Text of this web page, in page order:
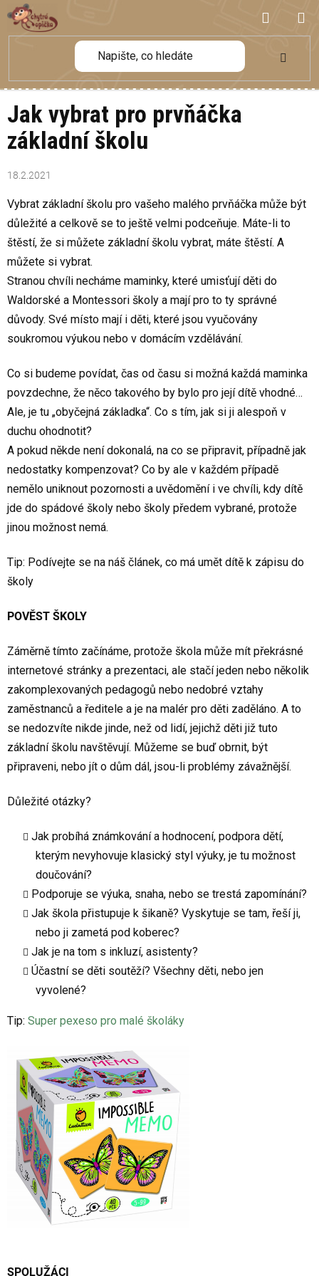
Přejít
na
obsah
KOŠÍK
Jak vybrat pro prvňáčka
základní školu
18.2.2021
Vybrat základní školu pro vašeho malého prvňáčka může být
důležité a celkově se to ještě velmi podceňuje. Máte-li to
štěstí, že si můžete základní školu vybrat, máte štěstí. A
můžete si vybrat.
Stranou chvíli necháme maminky, které umisťují děti do
Waldorské a Montessori školy a mají pro to ty správné
důvody. Své místo mají i děti, které jsou vyučovány
soukromou výukou nebo v domácím vzdělávání.
Co si budeme povídat, čas od času si možná každá maminka
povzdechne, že něco takového by bylo pro její dítě vhodné…
Ale, je tu „obyčejná základka“. Co s tím, jak si ji alespoň v
duchu ohodnotit?
A pokud někde není dokonalá, na co se připravit, případně jak
nedostatky kompenzovat? Co by ale v každém případě
nemělo uniknout pozornosti a uvědomění i ve chvíli, kdy dítě
jde do spádové školy nebo školy předem vybrané, protože
jinou možnost nemá.
Tip: Podívejte se na náš článek, co má umět dítě k zápisu do
školy
POVĚST ŠKOLY
Záměrně tímto začínáme, protože škola může mít překrásné
internetové stránky a prezentaci, ale stačí jeden nebo několik
zakomplexovaných pedagogů nebo nedobré vztahy
zaměstnanců a ředitele a je na malér pro děti zaděláno. A to
se nedozvíte nikde jinde, než od lidí, jejichž děti již tuto
základní školu navštěvují. Můžeme se buď obrnit, být
připraveni, nebo jít o dům dál, jsou-li problémy závažnější.
Důležité otázky?
Jak probíhá známkování a hodnocení, podpora dětí,
kterým nevyhovuje klasický styl výuky, je tu možnost
doučování?
Podporuje se výuka, snaha, nebo se trestá zapomínání?
Jak škola přistupuje k šikaně? Vyskytuje se tam, řeší ji,
nebo ji zametá pod koberec?
Jak je na tom s inkluzí, asistenty?
Účastní se děti soutěží? Všechny děti, nebo jen
vyvolené?
Tip: Super pexeso pro malé školáky
SPOLUŽÁCI